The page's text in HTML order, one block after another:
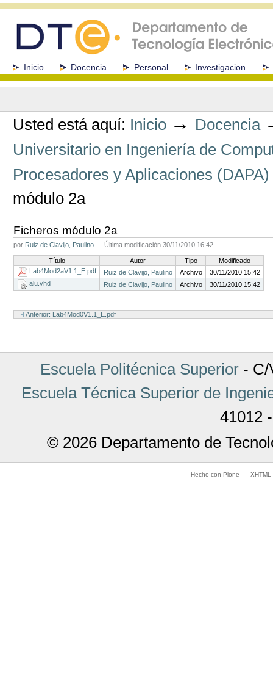
navegación
SeccionesInicio Docencia Personal Investigacion
Herramientas
Usted está aquí: Inicio → Docencia
Universitario en Ingeniería de
Procesadores y Aplicaciones (DAPA)
módulo 2a
Ficheros módulo 2a
por Ruiz de Clavijo, Paulino — Última modificación 30/11/2010 16:42
Título Autor Tipo
Modificado
Lab4Mod2aV1.1_E.pdf
Ruiz de Clavijo, Paulino Archivo
30/11/2010 15:42
alu.vhd
Ruiz de Clavijo, Paulino Archivo 30/11/2010 15:42
de
Documento
Anterior: Lab4Mod0V1.1_E.pdf
Escuela Politécnica Superior- C/
Escuela Técnica Superior de
41012
© 2026 Departamento de
Hecho con Plone XHTML